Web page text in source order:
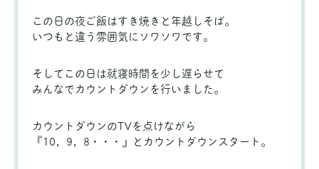
この日の夜ご飯はすき焼きと年越しそば。
いつもと違う雰囲気にソワソワです。
そしてこの日は就寝時間を少し遅らせて
みんなでカウントダウンを行いました。
カウントダウンのTVを点けながら
『10，9，8・・・』とカウントダウンスタート。